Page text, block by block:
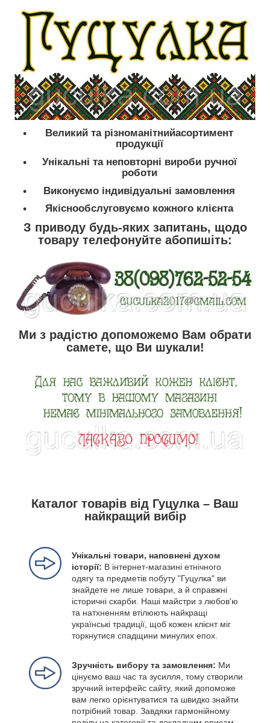
Великий та різноманітнийасортимент
продукції
Унікальні та неповторні вироби ручної
роботи
Виконуємо індивідуальні замовлення
Якіснообслуговуємо кожного клієнта
З приводу будь-яких запитань, щодо
товару телефонуйте абопишіть:
Ми з радістю допоможемо Вам обрати
самете, що Ви шукали!
Каталог товарів від Гуцулка – Ваш
найкращий вибір
Унікальні товари, наповнені духом
історії: В інтернет-магазині етнічного
одягу та предметів побуту "Гуцулка" ви
знайдете не лише товари, а й справжні
історичні скарби. Наші майстри з любов'ю
та натхненням втілюють найкращі
українські традиції, щоб кожен клієнт міг
торкнутися спадщини минулих епох.
Зручність вибору та замовлення: Ми
цінуємо ваш час та зусилля, тому створили
зручний інтерфейс сайту, який допоможе
вам легко орієнтуватися та швидко знайти
потрібний товар. Завдяки гармонійному